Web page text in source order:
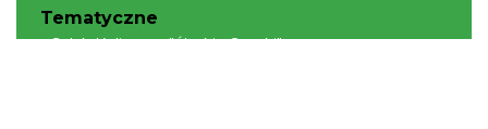
Tematyczne
Szlak Kulinarny "Śląskie Smaki"